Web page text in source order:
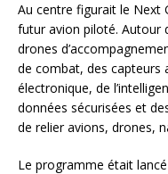
Au centre figurait le Next
futur avion piloté. Autour
drones
de combat, des capteurs
électronique, de
données sécurisées et
de relier avions, drones,
Le programme était